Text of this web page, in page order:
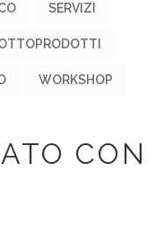
SERVIZI
WORKSHOP
CON